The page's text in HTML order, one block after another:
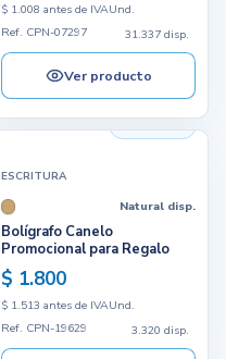
$ 1.008 antes de IVAUnd.
Ref. CPN-07297
31.337 disp.
Ver producto
ESCRITURA
Natural disp.
Bolígrafo Canelo
Promocional para Regalo
$ 1.800
$ 1.513 antes de IVAUnd.
Ref. CPN-19629
3.320 disp.